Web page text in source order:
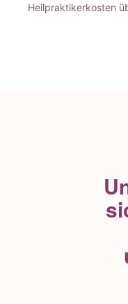
Heilpraktikerkosten